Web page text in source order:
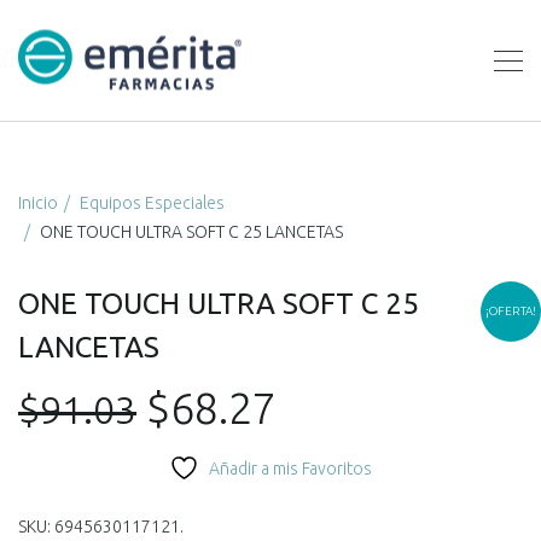
Inicio
Equipos Especiales
ONE TOUCH ULTRA SOFT C 25 LANCETAS
¡OFERTA!
ONE TOUCH ULTRA SOFT C 25
LANCETAS
$91.03 El
precio
original
$68.27
precio
Añadir a mis Favoritos
SKU: 6945630117121 .